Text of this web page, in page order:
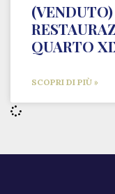
QUARTO
SCOPRI DI PIÙ »